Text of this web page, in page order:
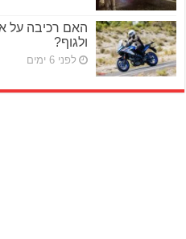
האם רכיבה על
ולגוף?
לפני 6 ימים